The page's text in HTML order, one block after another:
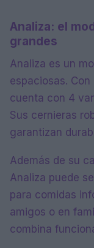
Analiza: el
grandes
Analiza es un
espaciosas.
cuenta con 4
Sus cernieras
garantizan
Además de su
Analiza puede
para comidas
amigos o en
combina